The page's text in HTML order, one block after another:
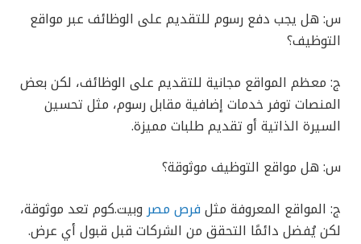
س: هل يجب دفع رسوم للتقديم على الوظائف عبر مواقع
التوظيف؟
ج: معظم المواقع مجانية للتقديم على الوظائف، لكن بعض
المنصات توفر خدمات إضافية مقابل رسوم، مثل تحسين
السيرة الذاتية أو تقديم طلبات مميزة.
س: هل مواقع التوظيف موثوقة؟
ج: المواقع المعروفة مثل فرص مصر وبيت.كوم تعد موثوقة،
لكن يُفضل دائمًا التحقق من الشركات قبل قبول أي عرض.